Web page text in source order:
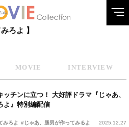
ろよ 】
MOVIE INTERVIEW
チンに立つ！ 大好評ドラマ『じゃあ、
よ』特別編配信
みろよ #じゃあ、勝男が作ってみるよ 2025.12.27